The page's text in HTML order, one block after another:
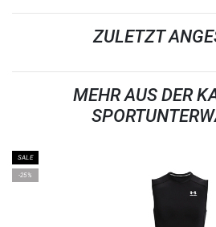
ZULETZT
MEHR AUS DER
SALE
-25%